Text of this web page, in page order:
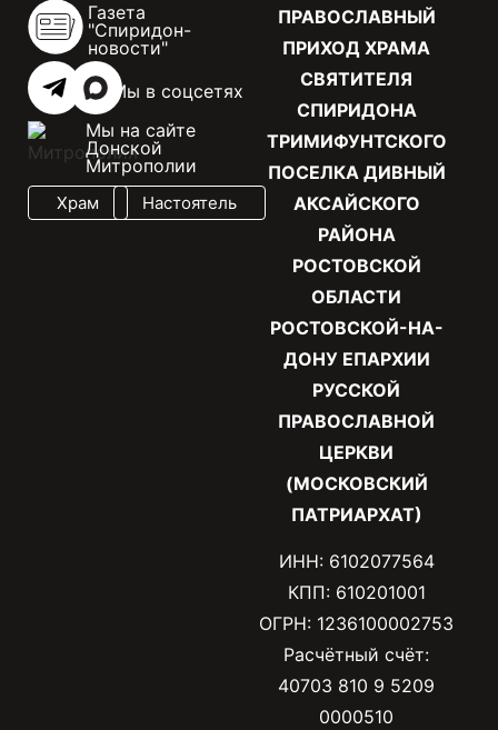
ПРАВОСЛАВНЫЙ
ПРИХОД ХРАМА
СВЯТИТЕЛЯ
СПИРИДОНА
ТРИМИФУНТСКОГО
ПОСЕЛКА ДИВНЫЙ
АКСАЙСКОГО
РАЙОНА
РОСТОВСКОЙ
ОБЛАСТИ
РОСТОВСКОЙ-НА-
ДОНУ ЕПАРХИИ
РУССКОЙ
ПРАВОСЛАВНОЙ
ЦЕРКВИ
(МОСКОВСКИЙ
ПАТРИАРХАТ)
ИНН: 6102077564
КПП: 610201001
ОГРН: 1236100002753
Расчётный счёт:
40703 810 9 5209
0000510
Газета
"Спиридон-
новости"
Мы в соцсетях
Мы на сайте
Донской
Митрополии
Храм Настоятель